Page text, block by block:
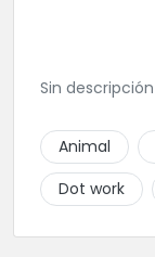
Sin descripción
Animal
Dot work